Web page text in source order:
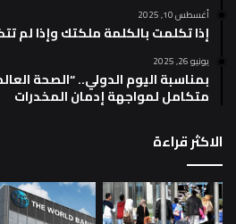
أغسطس 10, 2025
إذا تكلمت بالكلمة ملكتك وإذا لم
يونيو 26, 2025
بمناسبة اليوم الدولي.. “الصحة
متكامل لمواجهة إدمان المخدرات
الاكثر قراءة